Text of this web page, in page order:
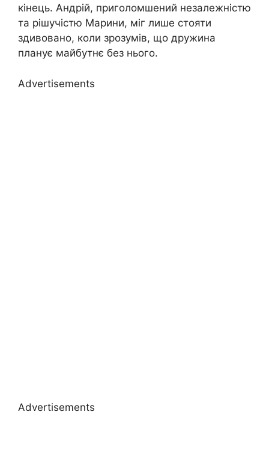
кінець. Андрій, приголомшений незалежністю
та рішучістю Марини, міг лише стояти
здивовано, коли зрозумів, що дружина
планує майбутнє без нього.
Advertisements
Advertisements